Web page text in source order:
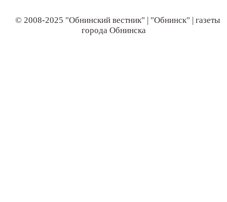
© 2008-2025 "Обнинский вестник" | "Обнинск" | газеты
города Обнинска